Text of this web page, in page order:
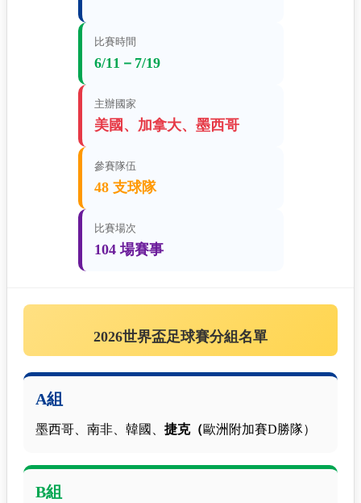
比賽時間
6/11－7/19
主辦國家
美國、加拿大、墨西哥
參賽隊伍
48 支球隊
比賽場次
104 場賽事
2026世界盃足球賽分組名單
A組
墨西哥、南非、韓國、 捷克（歐洲附加賽D勝隊）
B組